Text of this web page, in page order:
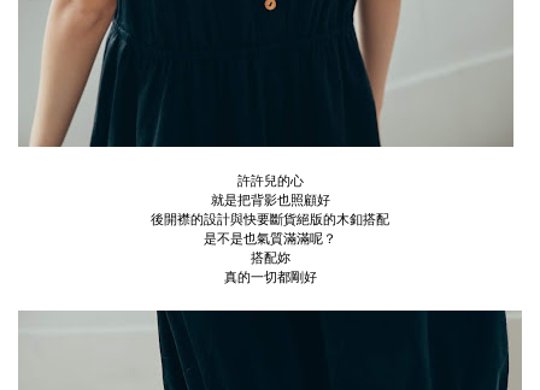
許許兒的心
就是把背影也照顧好
後開襟的設計與快要斷貨絕版的木釦搭配
是不是也氣質滿滿呢？
搭配妳
真的一切都剛好